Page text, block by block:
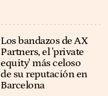
Los bandazos de AX
Partners, el 'private
equity' más celoso
de su reputación en
Barcelona